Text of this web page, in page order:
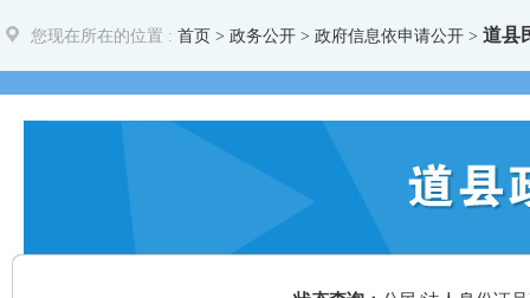
您现在所在的位置 : 首页 > 政务公开 > 政府信息依申请公开 > 道县